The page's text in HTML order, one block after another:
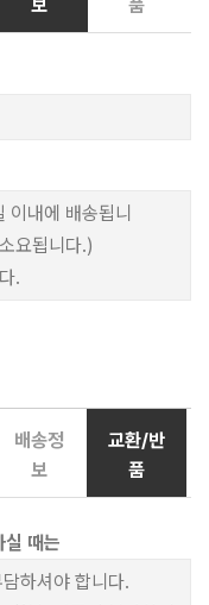
보
품
이내에 배송됩니
요됩니다.)
.
배송정
보
교환/반
품
실 때는
하셔야 합니다.